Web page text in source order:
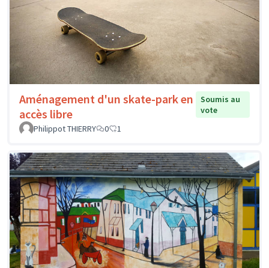
Aménagement d'un skate-park en
accès libre
Soumis au
vote
Philippot THIERRY
0 1